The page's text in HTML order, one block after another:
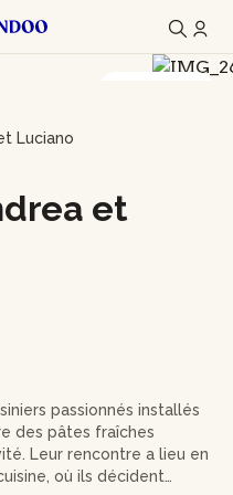
Luciano
et
passionnés installés
des pâtes fraîches
Leur rencontre a lieu en
où ils décident